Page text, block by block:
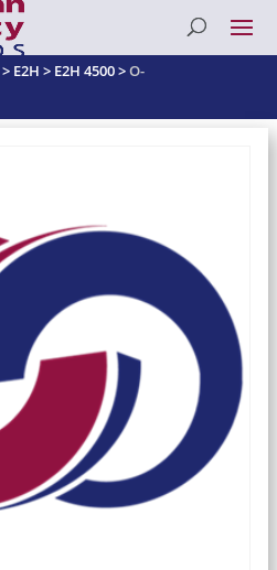
> E2H > E2H 4500>O-